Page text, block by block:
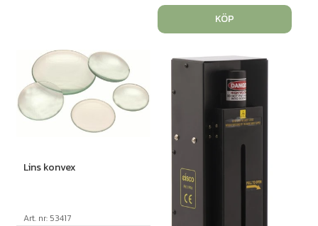
KÖP
Lins konvex
Art. nr: 53417